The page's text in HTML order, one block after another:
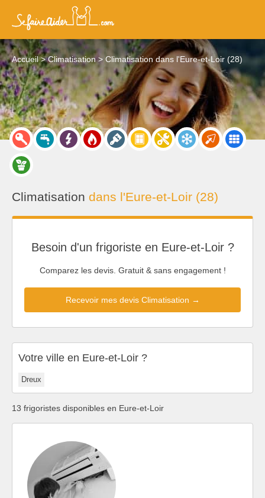
Accueil Climatisation Climatisation dans l'Eure-et-Loir (28)
Climatisation dans l'Eure-et-Loir (28)
Besoin d'un frigoriste en Eure-et-Loir ?
Comparez les devis. Gratuit & sans engagement !
Recevoir mes devis Climatisation →
Votre ville en Eure-et-Loir ?
Dreux
13 frigoristes disponibles en Eure-et-Loir